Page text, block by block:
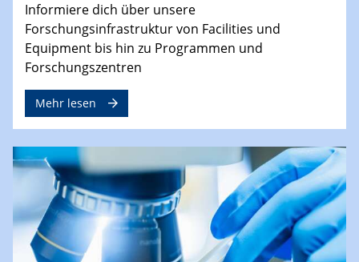
Informiere dich über unsere
Forschungsinfrastruktur von Facilities und
Equipment bis hin zu Programmen und
Forschungszentren
Mehr lesen